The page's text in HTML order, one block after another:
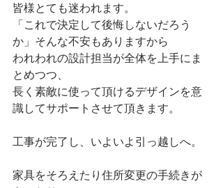
皆様とても迷われます。
「これで決定して後悔しないだろう
か」そんな不安もありますから
われわれの設計担当が全体を上手にま
とめつつ、
長く素敵に使って頂けるデザインを意
識してサポートさせて頂きます。
工事が完了し、いよいよ引っ越しへ。
家具をそろえたり住所変更の手続きが